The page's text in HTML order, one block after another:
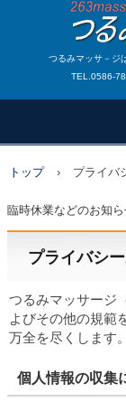
つるみマッサ－ジ
TEL.0586-
トップ › プライバ
臨時休業などのお知ら
プライバシ
つるみマッサージ
よびその他の規範
万全を尽くします。
個人情報の収集